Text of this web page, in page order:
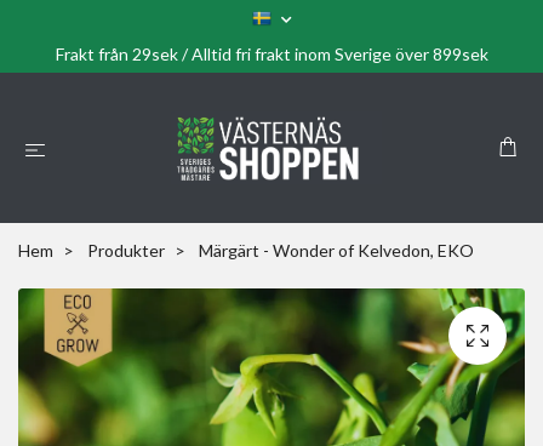
Frakt från 29sek / Alltid fri frakt inom Sverige över 899sek
Hem Produkter Märgärt - Wonder of Kelvedon, EKO